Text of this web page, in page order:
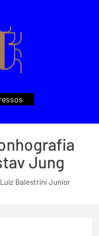
Jung
Balestrini Junior